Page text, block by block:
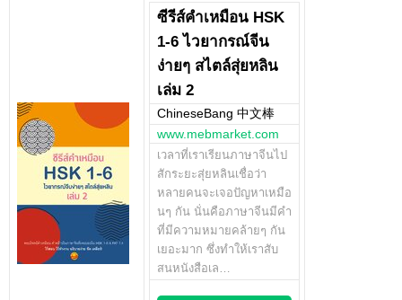
ซีรีส์คำเหมือน HSK
1-6 ไวยากรณ์จีน
ง่ายๆ สไตล์สุ่ยหลิน
เล่ม 2
ChineseBang 中文棒
www.mebmarket.com
เวลาที่เราเรียนภาษาจีนไป
สักระยะสุ่ยหลินเชื่อว่า
หลายคนจะเจอปัญหาเหมือ
นๆ กัน นั่นคือภาษาจีนมีคำ
ที่มีความหมายคล้ายๆ กัน
เยอะมาก ซึ่งทำให้เราสับ
สนหนังสือเล…